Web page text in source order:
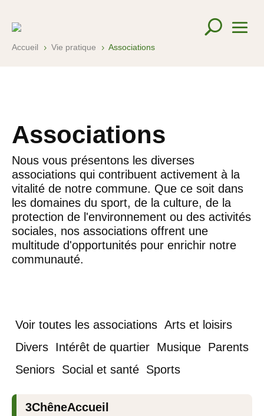
Accueil 5 Vie pratique 5 Associations
Associations
Nous vous présentons les diverses
associations qui contribuent activement à la
vitalité de notre commune. Que ce soit dans
les domaines du sport, de la culture, de la
protection de l'environnement ou des activités
sociales, nos associations offrent une
multitude d'opportunités pour enrichir notre
communauté.
Voir toutes les associations Arts et loisirs
Divers Intérêt de quartier Musique Parents
Seniors Social et santé Sports
3ChêneAccueil